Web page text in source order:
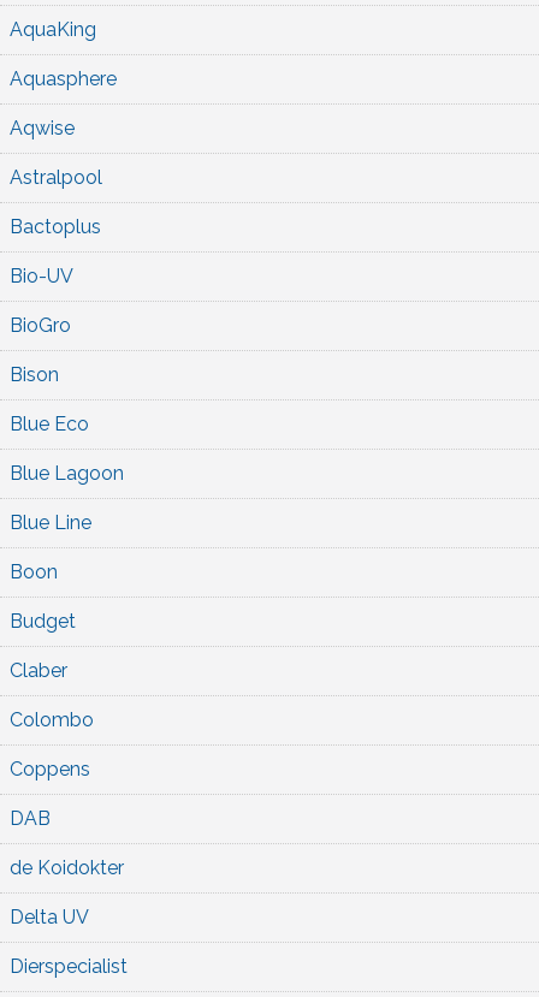
AquaKing
Aquasphere
Aqwise
Astralpool
Bactoplus
Bio-UV
BioGro
Bison
Blue Eco
Blue Lagoon
Blue Line
Boon
Budget
Claber
Colombo
Coppens
DAB
de Koidokter
Delta UV
Dierspecialist